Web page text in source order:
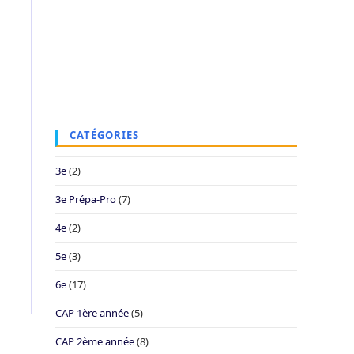
CATÉGORIES
3e(2)
3e Prépa-Pro(7)
4e(2)
5e(3)
6e(17)
CAP 1ère année(5)
CAP 2ème année(8)